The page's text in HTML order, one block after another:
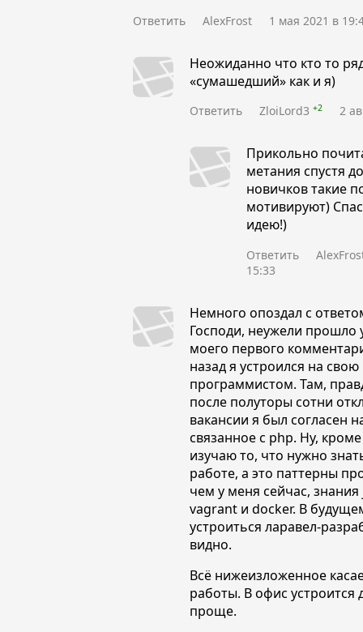
Ответить AlexFrost 1 мая 2021 в
Неожиданно что кто то
«сумашедший» как и я)
Ответить ZloiLord3 +2 2
Прикольно
метания спустя
новичков такие
мотивируют)
идею!)
Ответить
15:33
Немного опоздал с
Господи, неужели прошло
моего первого
назад я устроился на
программистом. Там,
после полуторы сотни
вакансии я был согласен
связанное с php. Ну,
изучаю то, что нужно
работе, а это паттерны
чем у меня сейчас,
vagrant и docker. В
устроиться ларавел-
видно.
Всё нижеизложенное
работы. В офис устроится
проще.